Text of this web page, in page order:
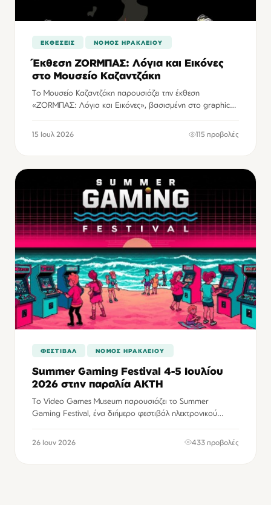
ΕΚΘΕΣΕΙΣ ΝΟΜΌΣ ΗΡΑΚΛΕΊΟΥ
Έκθεση ΖΟRΜΠΑΣ: Λόγια και Εικόνες
στο Μουσείο Καζαντζάκη
Το Μουσείο Καζαντζάκη παρουσιάζει την έκθεση
«ΖΟRΜΠΑΣ: Λόγια και Εικόνες», βασισμένη στο graphic
των εκδόσεων Διόπτρα.
15 Ιουλ 2026 115 προβολές
ΦΕΣΤΙΒΑΛ ΝΟΜΌΣ ΗΡΑΚΛΕΊΟΥ
Summer Gaming Festival 4-5 Ιουλίου
2026 στην παραλία ΑΚΤΗ
Το Video Games Museum παρουσιάζει το Summer
Gaming Festival, ένα διήμερο φεστιβάλ ηλεκτρονικού
26 Ιουν 2026 433 προβολές